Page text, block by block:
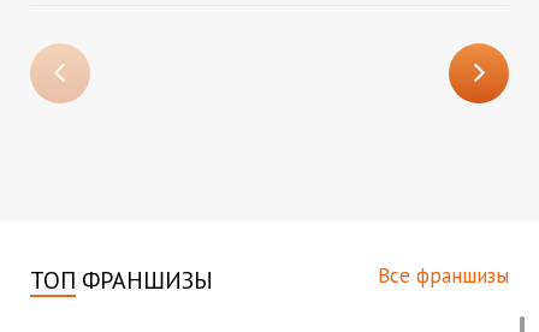
ТОП ФРАНШИЗЫ Все франшизы